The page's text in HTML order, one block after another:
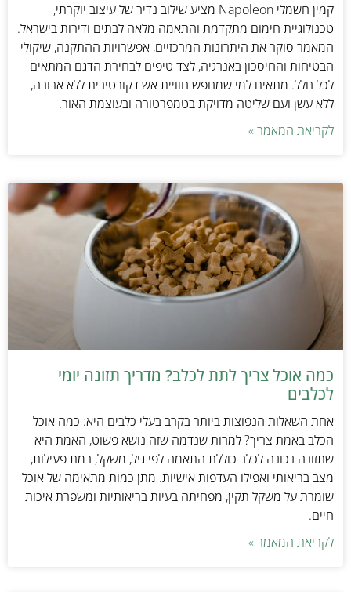
קמין חשמלי Napoleon מציע שילוב נדיר של עיצוב יוקרתי,
טכנולוגיית חימום מתקדמת והתאמה מלאה לבתים ודירות בישראל.
המאמר סוקר את היתרונות המרכזיים, אפשרויות ההתקנה, שיקולי
הבטיחות והחיסכון באנרגיה, לצד טיפים לבחירת הדגם המתאים
לכל חלל. מתאים למי שמחפש חוויית אש דקורטיבית ללא ארובה,
ללא עשן ועם שליטה מדויקת בטמפרטורה ובעוצמת האור.
לקריאת המאמר »
כמה אוכל צריך לתת לכלב? מדריך תזונה יומי
לכלבים
אחת השאלות הנפוצות ביותר בקרב בעלי כלבים היא: כמה אוכל
הכלב באמת צריך? למרות שנדמה שזה נושא פשוט, האמת היא
שתזונה נכונה לכלב כוללת התאמה לפי גיל, משקל, רמת פעילות,
מצב בריאותי ואפילו העדפות אישיות. מתן כמות מתאימה של אוכל
שומרת על משקל תקין, מפחיתה בעיות בריאותיות ומשפרת איכות
חיים.
לקריאת המאמר »